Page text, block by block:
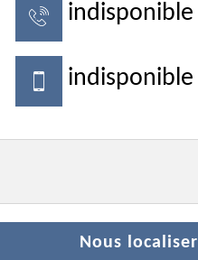
indisponible
indisponible
Nous localiser